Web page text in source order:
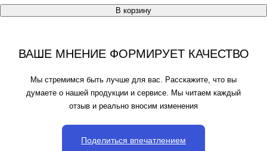
В корзину
ВАШЕ МНЕНИЕ ФОРМИРУЕТ КАЧЕСТВО
Мы стремимся быть лучше для вас. Расскажите, что вы
думаете о нашей продукции и сервисе. Мы читаем каждый
отзыв и реально вносим изменения
Поделиться впечатлением